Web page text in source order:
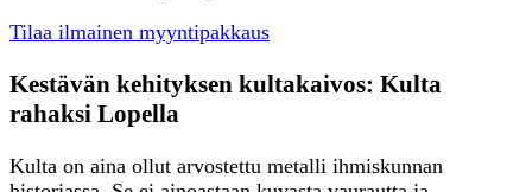
Tilaa ilmainen myyntipakkaus
Kestävän kehityksen kultakaivos: Kulta
rahaksi Lopella
Kulta on aina ollut arvostettu metalli ihmiskunnan